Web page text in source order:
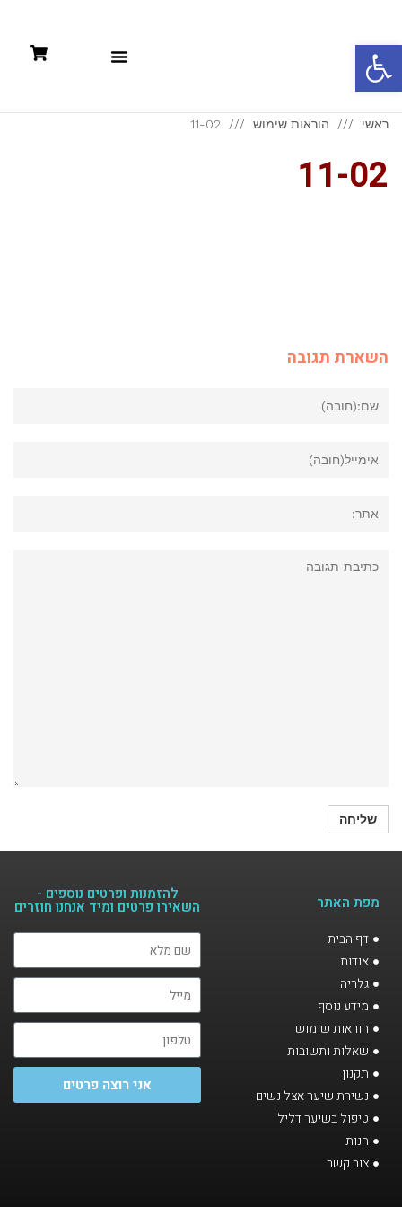
ראשי הוראות שימוש 11-02
11-02
השארת תגובה
מפת האתר
דף הבית
אודות
גלריה
מידע נוסף
הוראות שימוש
שאלות ותשובות
תקנון
נשירת שיער אצל נשים
טיפול בשיער דליל
חנות
צור קשר
להזמנות ופרטים נוספים -
השאירו פרטים ומיד אנחנו חוזרים​
אני רוצה פרטים
פתח סרגל נגישות